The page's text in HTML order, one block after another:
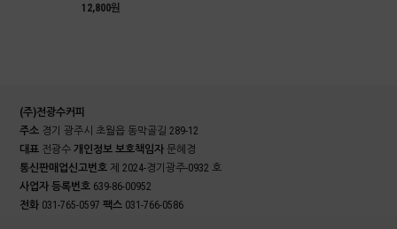
12,800원
(주)전광수커피
주소 경기 광주시 초월읍 동막골길 289-12
대표 전광수개인정보 보호책임자 문혜경
통신판매업신고번호 제 2024-경기광주-0932 호
사업자 등록번호 639-86-00952
전화 031-765-0597팩스 031-766-0586